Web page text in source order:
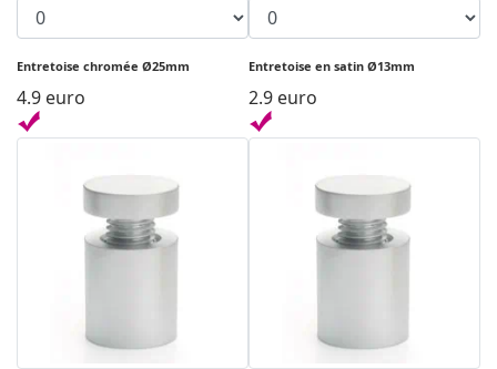
Entretoise chromée Ø25mm
4.9 euro
Entretoise en satin Ø13mm
2.9 euro